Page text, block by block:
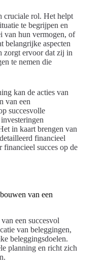
cruciale rol. Het helpt
te begrijpen en
van hun vermogen, of
belangrijke aspecten
zorgt ervoor dat zij in
te nemen die
kan de acties van
van een
succesvolle
in kaart brengen van
financieel
financieel succes op de
van een
een succesvol
van beleggingen,
beleggingsdoelen.
planning en richt zich